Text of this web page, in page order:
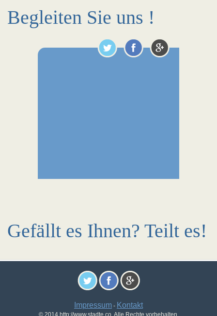
Begleiten Sie uns !
Gefällt es Ihnen? Teilt es!
Impressum - Kontakt
© 2014 http://www.stadte.co. Alle Rechte vorbehalten.